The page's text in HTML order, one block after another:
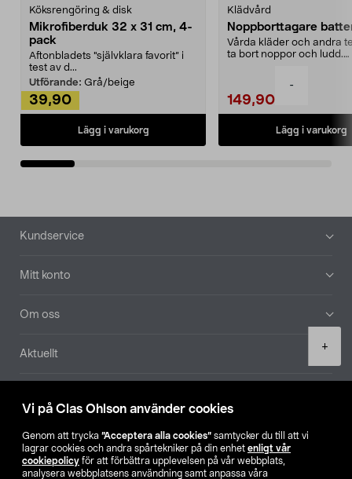
Vi på Clas Ohlson använder cookies
Genom att trycka ”Acceptera alla cookies” samtycker du till att vi
lagrar cookies och andra spårtekniker på din enhet enligt vår
cookiepolicy för att förbättra upplevelsen på vår webbplats,
analysera webbplatsens användning samt anpassa våra
-
+
Köksrengöring & disk
Mikrofiberduk 32 x 31 cm, 4-
pack
Aftonbladets "självklara favorit” i
test av d...
Utförande: Grå/beige
39,90
Lägg i varukorg
Klädvård
Noppborttagare
Vårda kläder och andra
ta bort noppor och ludd.
149,90
Lägg i varukorg
Sidfot
Kundservice
Mitt konto
Om oss
Aktuellt
Hitta butik
SE NO FI